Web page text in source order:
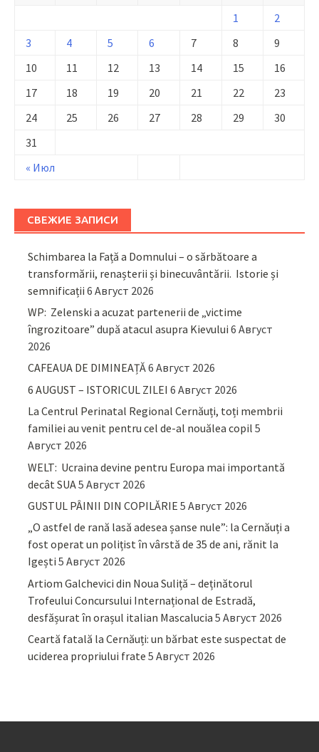
« Июл
1
2
3
4 5 6 7 8
9
10
11 12 13 14 15
16
17
18 19 20 21 22
23
24
25 26 27 28 29
30
31
СВЕЖИЕ ЗАПИСИ
Schimbarea la Față a Domnului – o sărbătoare a
transformării, renașterii și binecuvântării. Istorie și
semnificații 6 Август 2026
WP: Zelenski a acuzat partenerii de „victime
îngrozitoare” după atacul asupra Kievului 6 Август
2026
CAFEAUA DE DIMINEAȚĂ6 Август 2026
6 AUGUST – ISTORICUL ZILEI 6 Август 2026
La Centrul Perinatal Regional Cernăuți, toți membrii
familiei au venit pentru cel de-al nouălea copil 5
Август 2026
WELT: Ucraina devine pentru Europa mai importantă
decât SUA5 Август 2026
GUSTUL PÂINII DIN COPILĂRIE 5 Август 2026
„O astfel de rană lasă adesea șanse nule”: la Cernăuți a
fost operat un polițist în vârstă de 35 de ani, rănit la
Igești 5 Август 2026
Artiom Galchevici din Noua Suliță – deținătorul
Trofeului Concursului Internațional de Estradă,
desfășurat în orașul italian Mascalucia 5 Август 2026
Ceartă fatală la Cernăuți: un bărbat este suspectat de
uciderea propriului frate 5 Август 2026